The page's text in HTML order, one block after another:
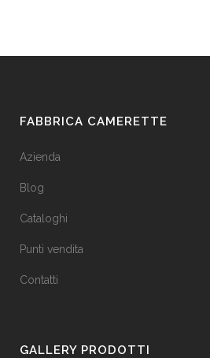
FABBRICA CAMERETTE
Azienda
Blog
Cataloghi
Punti vendita
Contatti
GALLERY PRODOTTI